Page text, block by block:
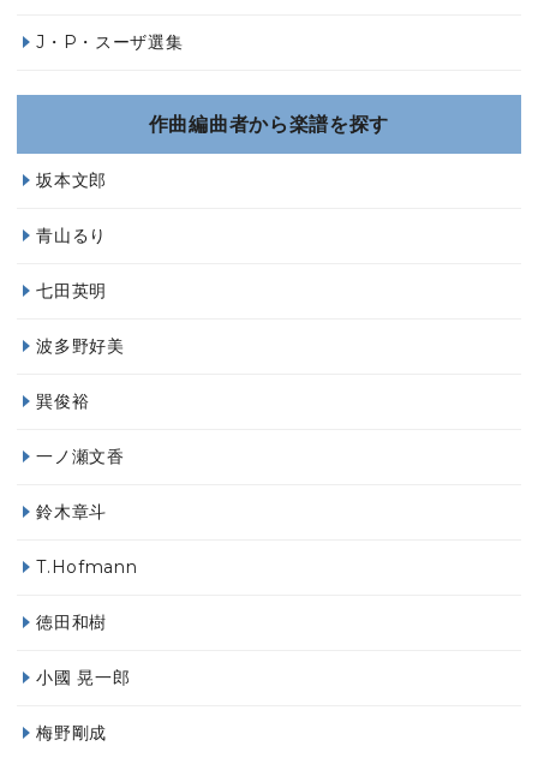
J・P・スーザ選集
作曲編曲者から楽譜を探す
坂本文郎
青山るり
七田英明
波多野好美
巽俊裕
一ノ瀬文香
鈴木章斗
T.Hofmann
徳田和樹
小國 晃一郎
梅野剛成